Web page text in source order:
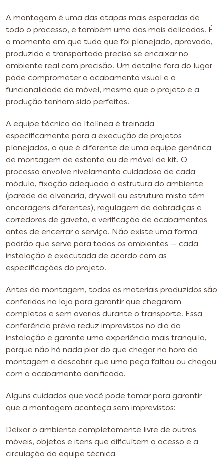
A montagem é uma das etapas mais esperadas de
todo o processo, e também uma das mais delicadas. É
o momento em que tudo que foi planejado, aprovado,
produzido e transportado precisa se encaixar no
ambiente real com precisão. Um detalhe fora do lugar
pode comprometer o acabamento visual e a
funcionalidade do móvel, mesmo que o projeto e a
produção tenham sido perfeitos.
A equipe técnica da Italínea é treinada
especificamente para a execução de projetos
planejados, o que é diferente de uma equipe genérica
de montagem de estante ou de móvel de kit. O
processo envolve nivelamento cuidadoso de cada
módulo, fixação adequada à estrutura do ambiente
(parede de alvenaria, drywall ou estrutura mista têm
ancoragens diferentes), regulagem de dobradiças e
corredores de gaveta, e verificação de acabamentos
antes de encerrar o serviço. Não existe uma forma
padrão que serve para todos os ambientes — cada
instalação é executada de acordo com as
especificações do projeto.
Antes da montagem, todos os materiais produzidos são
conferidos na loja para garantir que chegaram
completos e sem avarias durante o transporte. Essa
conferência prévia reduz imprevistos no dia da
instalação e garante uma experiência mais tranquila,
porque não há nada pior do que chegar na hora da
montagem e descobrir que uma peça faltou ou chegou
com o acabamento danificado.
Alguns cuidados que você pode tomar para garantir
que a montagem aconteça sem imprevistos:
Deixar o ambiente completamente livre de outros
móveis, objetos e itens que dificultem o acesso e a
circulação da equipe técnica